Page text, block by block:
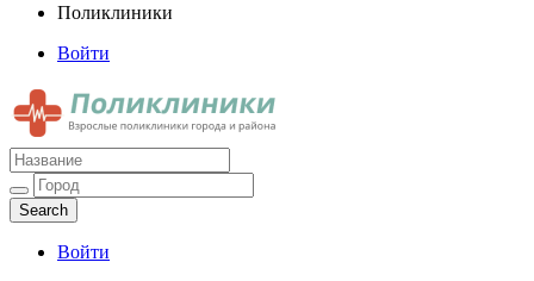
Поликлиники
Войти
Поликлиники
Взрослые поликлиники города и района
Войти